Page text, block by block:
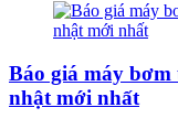
Báo giá máy
nhật mới nhất